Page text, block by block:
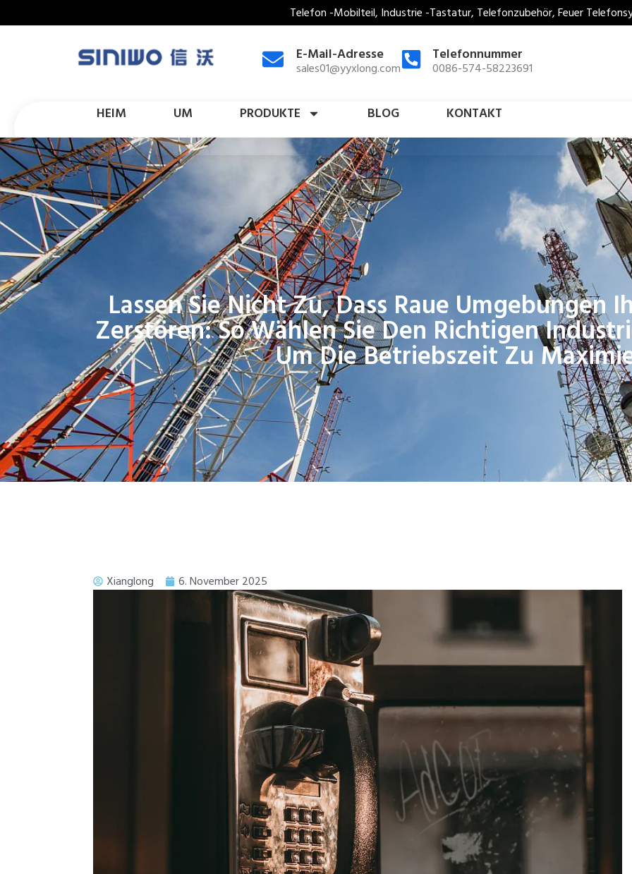
Telefon -Mobilteil, Industrie -Tastatur, Telefonzubehör, Feuer
E-Mail-Adresse
sales01@yyxlong.com
Telefonnummer
0086-574-58223691
HEIM UM PRODUKTE BLOG KONTAKT
Lassen Sie Nicht Zu, Dass Raue Umgebungen
Zerstören: So Wählen Sie Den Richtigen
Um Die Betriebszeit Zu
Xianglong 6. November 2025